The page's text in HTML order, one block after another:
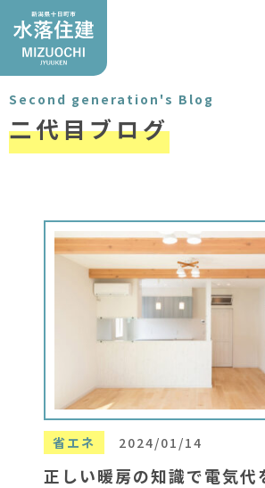
Second generation's Blog
二代目ブログ
省エネ 2024/01/14
正しい暖房の知識で電気代